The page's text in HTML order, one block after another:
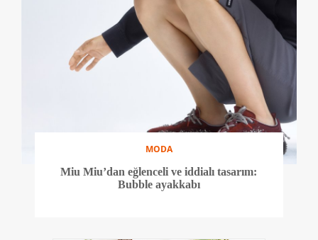
MODA
Miu Miu’dan eğlenceli ve iddialı tasarım:
Bubble ayakkabı